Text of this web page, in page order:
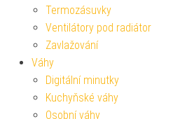
Termozásuvky
Ventilátory pod radiátor
Zavlažování
Váhy
Digitální minutky
Kuchyňské váhy
Osobní váhy